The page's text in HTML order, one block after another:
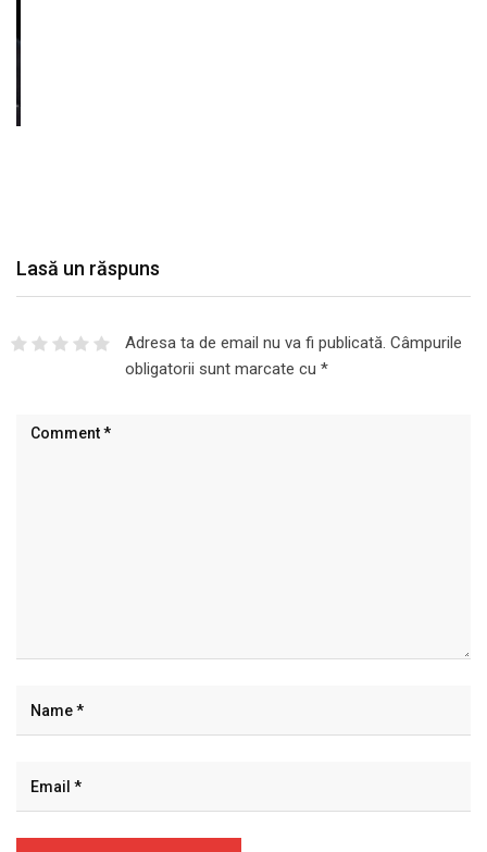
Lasă un răspuns
Adresa ta de email nu va fi publicată. Câmpurile
obligatorii sunt marcate cu *